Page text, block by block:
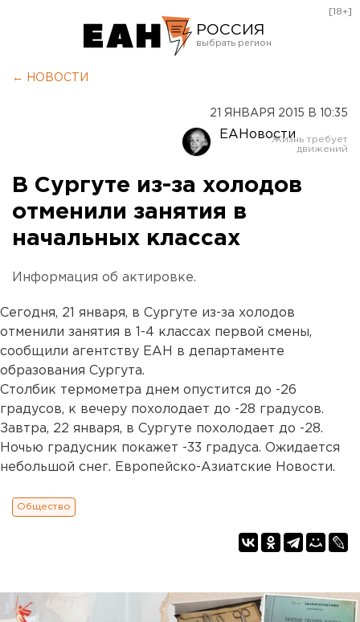
РОССИЯ
Оренбург
[18+]
← НОВОСТИ
21 ЯНВАРЯ 2015 В 10:35
ЕАНовости
В Сургуте из-за холодов
отменили занятия в
начальных классах
Информация об актировке.
Сегодня, 21 января, в Сургуте из-за холодов
отменили занятия в 1-4 классах первой смены,
сообщили агентству ЕАН в департаменте
образования Сургута.
Столбик термометра днем опустится до -26
градусов, к вечеру похолодает до -28 градусов.
Завтра, 22 января, в Сургуте похолодает до -28.
Ночью градусник покажет -33 градуса. Ожидается
небольшой снег. Европейско-Азиатские Новости.
Общество